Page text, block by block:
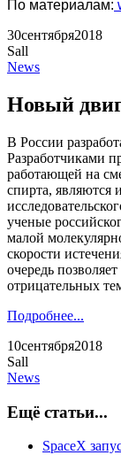
По материалам:
30сентября2018
Sall
News
Новый
В России
Разработчиками
работающей на
спирта, являются
ученые
малой
скорости
очередь
отрицательных
Подробнее...
10сентября2018
Sall
News
Ещё статьи...
SpaceX